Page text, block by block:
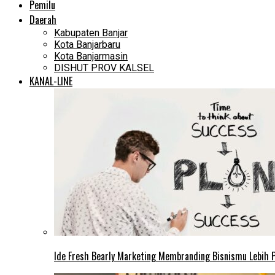
Pemilu
Daerah
Kabupaten Banjar
Kota Banjarbaru
Kota Banjarmasin
DISHUT PROV KALSEL
KANAL-LINE
Ide Fresh Bearly Marketing Membranding Bisnismu Lebih